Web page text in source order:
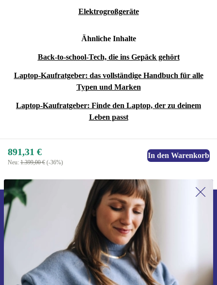
Elektrogroßgeräte
Ähnliche Inhalte
Back-to-school-Tech, die ins Gepäck gehört
Laptop-Kaufratgeber: das vollständige Handbuch für alle
Typen und Marken
Laptop-Kaufratgeber: Finde den Laptop, der zu deinem
Leben passt
891,31 €
Neu: 1.399,00 € (-36%)
In den Warenkorb
Erstmals zum Newsletter anmelden,
15 € sparen!
Verpasse kein Angebot mehr.